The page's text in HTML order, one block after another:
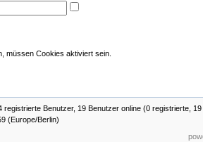
müssen Cookies aktiviert sein.
registrierte Benutzer, 19 Benutzer online (0 registrierte,
(Europe/Berlin)